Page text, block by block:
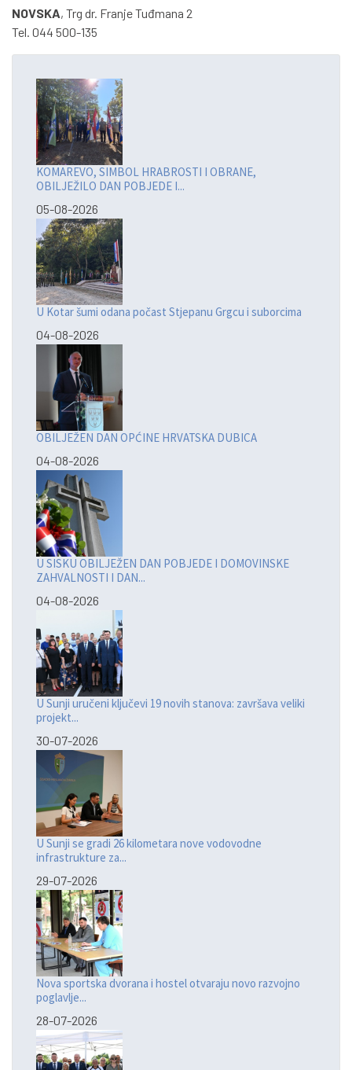
NOVSKA, Trg dr. Franje Tuđmana 2
Tel. 044 500-135
KOMAREVO, SIMBOL HRABROSTI I OBRANE,
OBILJEŽILO DAN POBJEDE I...
05-08-2026
U Kotar šumi odana počast Stjepanu Grgcu i suborcima
04-08-2026
OBILJEŽEN DAN OPĆINE HRVATSKA DUBICA
04-08-2026
U SISKU OBILJEŽEN DAN POBJEDE I DOMOVINSKE
ZAHVALNOSTI I DAN...
04-08-2026
U Sunji uručeni ključevi 19 novih stanova: završava veliki
projekt...
30-07-2026
U Sunji se gradi 26 kilometara nove vodovodne
infrastrukture za...
29-07-2026
Nova sportska dvorana i hostel otvaraju novo razvojno
poglavlje...
28-07-2026